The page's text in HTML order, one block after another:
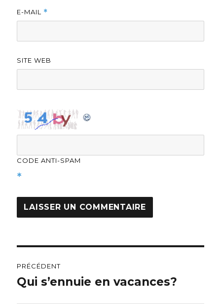
E-MAIL *
SITE WEB
CODE ANTI-SPAM
*
de
PRÉCÉDENT
Publication
Qui s’ennuie en vacances?